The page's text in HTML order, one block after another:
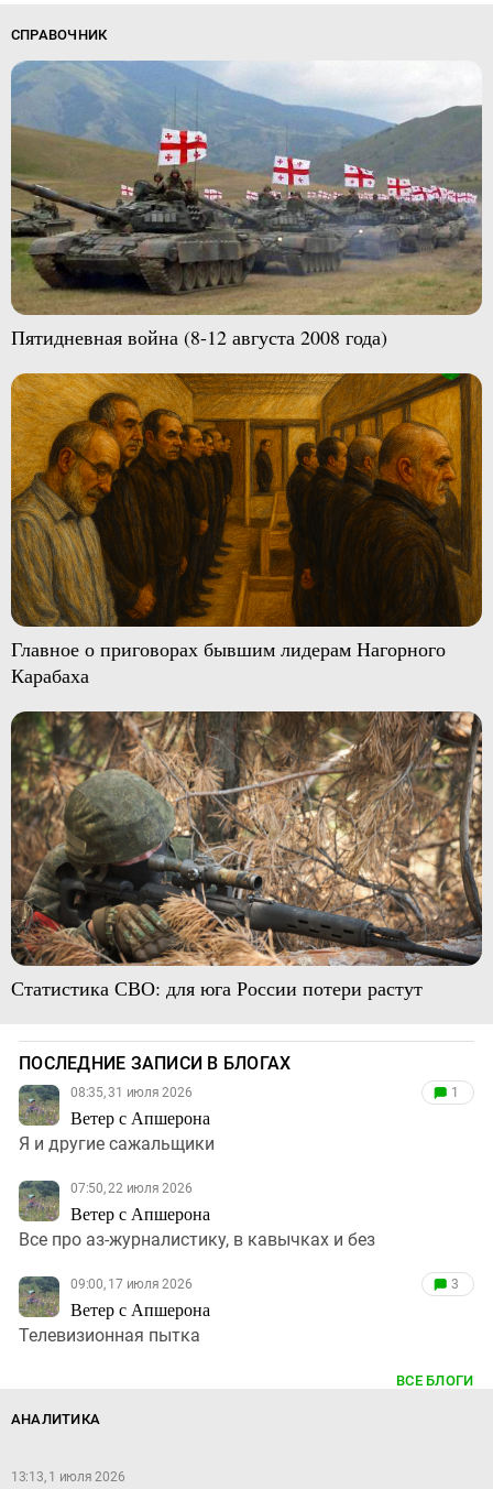
СПРАВОЧНИК
Пятидневная война (8-12 августа 2008 года)
Главное о приговорах бывшим лидерам Нагорного
Карабаха
Статистика СВО: для юга России потери растут
ПОСЛЕДНИЕ ЗАПИСИ В БЛОГАХ
08:35, 31 июля 2026
Ветер с Апшерона
1
Я и другие сажальщики
07:50, 22 июля 2026
Ветер с Апшерона
Все про аз-журналистику, в кавычках и без
09:00, 17 июля 2026
Ветер с Апшерона
3
Телевизионная пытка
ВСЕ БЛОГИ
АНАЛИТИКА
13:13, 1 июля 2026